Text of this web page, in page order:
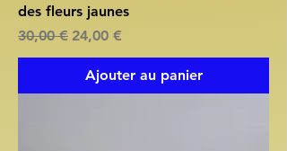
des fleurs jaunes
Prix original
30,00 € Prix promotionnel
24,00 €
Ajouter au panier